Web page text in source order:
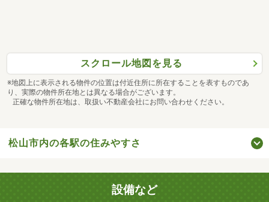
スクロール地図を見る
※地図上に表示される物件の位置は付近住所に所在することを表すものであ
り、実際の物件所在地とは異なる場合がございます。
正確な物件所在地は、取扱い不動産会社にお問い合わせください。
松山市内の各駅の住みやすさ
設備など